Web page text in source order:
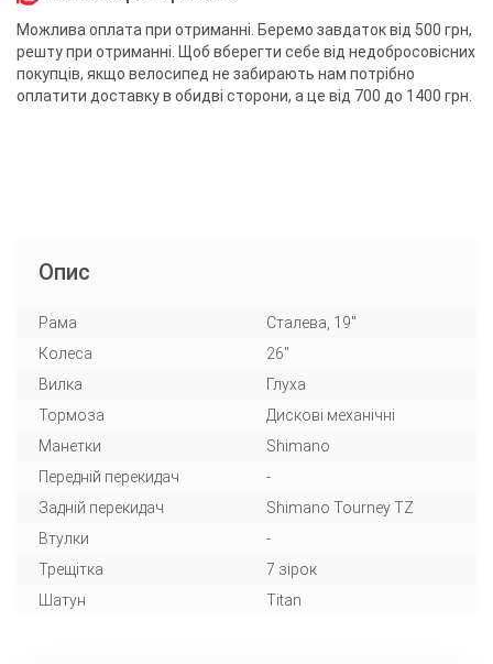
Можлива оплата при отриманні. Беремо завдаток від 500 грн,
решту при отриманні. Щоб вберегти себе від недобросовісних
покупців, якщо велосипед не забирають нам потрібно
оплатити доставку в обидві сторони, а це від 700 до 1400 грн.
Опис
Рама
Сталева, 19"
Колеса
26"
Вилка
Глуха
Тормоза
Дискові механічні
Манетки
Shimano
Передній перекидач
-
Задній перекидач
Shimano Tourney TZ
Втулки
-
Трещітка
7 зірок
Шатун
Titan